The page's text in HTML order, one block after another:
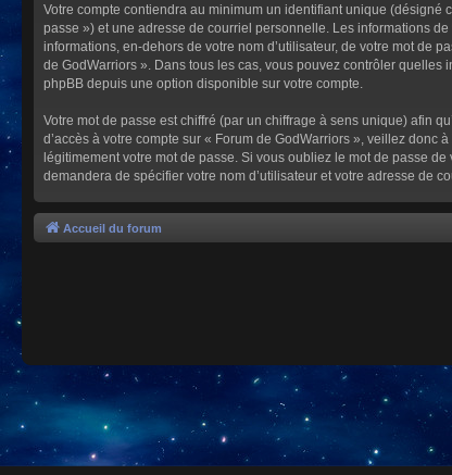
Votre compte contiendra au minimum un identifiant unique (désigné
passe ») et une adresse de courriel personnelle. Les informations
informations, en-dehors de votre nom d’utilisateur, de votre mot de
de GodWarriors ». Dans tous les cas, vous pouvez contrôler
phpBB depuis une option disponible sur votre compte.
Votre mot de passe est chiffré (par un chiffrage à sens unique) afin
d’accès à votre compte sur « Forum de GodWarriors », veillez
légitimement votre mot de passe. Si vous oubliez le mot de passe
demandera de spécifier votre nom d’utilisateur et votre adresse de
Accueil du forum